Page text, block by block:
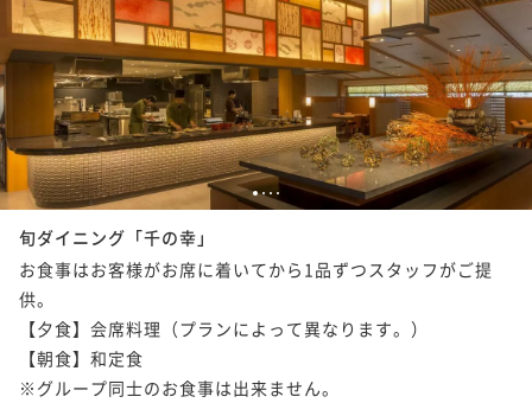
123 4
旬ダイニング「千の幸」
お食事はお客様がお席に着いてから1品ずつスタッフがご提
供。
【夕食】会席料理（プランによって異なります。）
【朝食】和定食
※グループ同士のお食事は出来ません。